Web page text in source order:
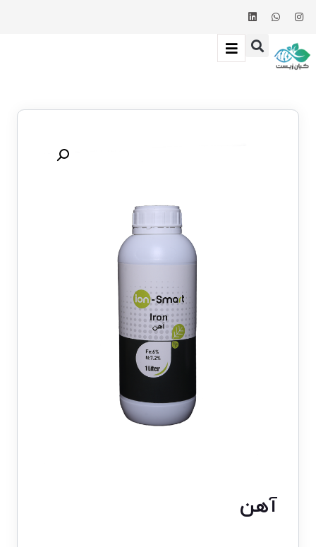
آهن